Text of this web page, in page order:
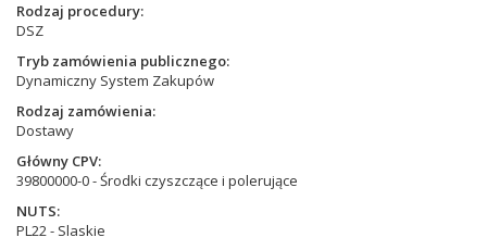
Rodzaj procedury
DSZ
Tryb zamówienia publicznego
Dynamiczny System Zakupów
Rodzaj zamówienia
Dostawy
Główny CPV
39800000-0 - Środki czyszczące i polerujące
NUTS
PL22 - Slaskie